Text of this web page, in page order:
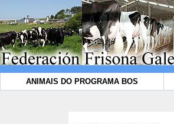
ANIMAIS DO PROGRAMA BOS